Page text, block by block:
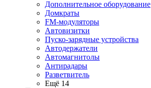
Дополнительное оборудование
Домкраты
FM-модуляторы
Автовизитки
Пуско-зарядные устройства
Автодержатели
Автомагнитолы
Антирадары
Разветвитель
Ещё 14